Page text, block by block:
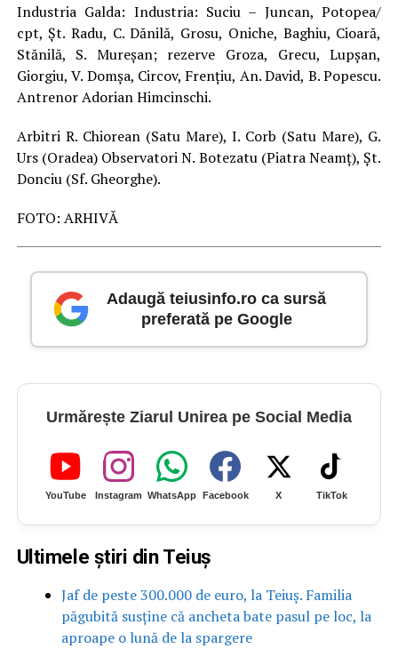
Industria Galda: Industria: Suciu – Juncan, Potopea/
cpt, Șt. Radu, C. Dănilă, Grosu, Oniche, Baghiu, Cioară,
Stănilă, S. Mureșan; rezerve Groza, Grecu, Lupșan,
Giorgiu, V. Domșa, Circov, Frențiu, An. David, B. Popescu.
Antrenor Adorian Himcinschi.
Arbitri R. Chiorean (Satu Mare), I. Corb (Satu Mare), G.
Urs (Oradea) Observatori N. Botezatu (Piatra Neamț), Șt.
Donciu (Sf. Gheorghe).
FOTO: ARHIVĂ
Adaugă teiusinfo.ro ca sursă
preferată pe Google
Urmărește Ziarul Unirea pe Social Media
YouTube Instagram WhatsApp Facebook X TikTok
Ultimele știri din Teiuș
Jaf de peste 300.000 de euro, la Teiuș. Familia
păgubită susține că ancheta bate pasul pe loc, la
aproape o lună de la spargere